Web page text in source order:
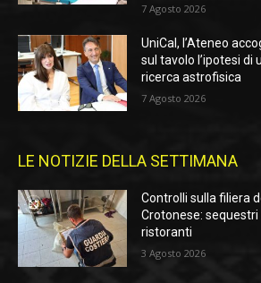
7 Agosto 2026
UniCal, l’Ateneo
sul tavolo l’ipotesi di
ricerca astrofisica
7 Agosto 2026
LE NOTIZIE DELLA SETTIMANA
Controlli sulla filiera
Crotonese:
ristoranti
3 Agosto 2026